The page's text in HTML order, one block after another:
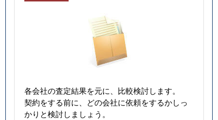
各会社の査定結果を元に、比較検討します。
契約をする前に、どの会社に依頼をするかしっ
かりと検討しましょう。